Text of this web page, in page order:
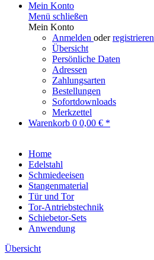
Mein Konto
Menü schließen
Mein Konto
Anmelden oderregistrieren
Übersicht
Persönliche Daten
Adressen
Zahlungsarten
Bestellungen
Sofortdownloads
Merkzettel
Warenkorb 0 0,00 € *
Home
Edelstahl
Schmiedeeisen
Stangenmaterial
Tür und Tor
Tor-Antriebstechnik
Schiebetor-Sets
Anwendung
Übersicht